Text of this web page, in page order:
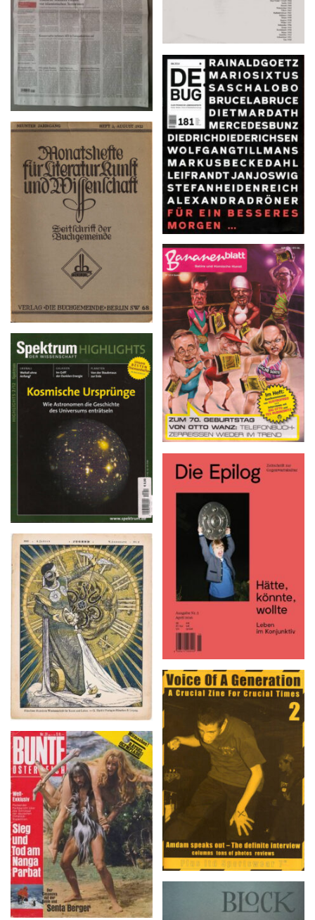
DE:BUG 181 – 04.2014
Monatshefte für Literatur
Kunst und Wissenschaft –
Neunter Jahrgang, Heft 2,
August 1932
Bananenblatt – Nº 12 *
Sommer 2013
Spektrum DER
WISSENSCHAFT –
HIGHLIGHTS 2/12
Die Epilog – Ausgabe 5,
April 2016
Jugend – 1900 · 8. Januar,
V. Jahrgang · NR. 2
Voice Of A Generation 2
BUNTE ÖSTERREICH
– Nr. 31, 28. Juli 1970